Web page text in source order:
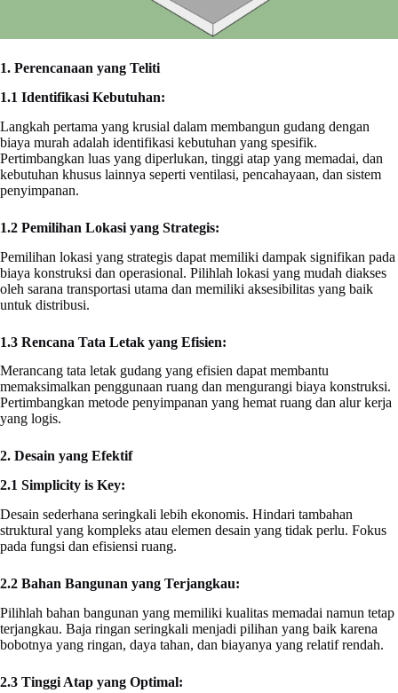
1. Perencanaan yang Teliti
1.1 Identifikasi Kebutuhan:
Langkah pertama yang krusial dalam membangun gudang dengan
biaya murah adalah identifikasi kebutuhan yang spesifik.
Pertimbangkan luas yang diperlukan, tinggi atap yang memadai, dan
kebutuhan khusus lainnya seperti ventilasi, pencahayaan, dan sistem
penyimpanan.
1.2 Pemilihan Lokasi yang Strategis:
Pemilihan lokasi yang strategis dapat memiliki dampak signifikan pada
biaya konstruksi dan operasional. Pilihlah lokasi yang mudah diakses
oleh sarana transportasi utama dan memiliki aksesibilitas yang baik
untuk distribusi.
1.3 Rencana Tata Letak yang Efisien:
Merancang tata letak gudang yang efisien dapat membantu
memaksimalkan penggunaan ruang dan mengurangi biaya konstruksi.
Pertimbangkan metode penyimpanan yang hemat ruang dan alur kerja
yang logis.
2. Desain yang Efektif
2.1 Simplicity is Key:
Desain sederhana seringkali lebih ekonomis. Hindari tambahan
struktural yang kompleks atau elemen desain yang tidak perlu. Fokus
pada fungsi dan efisiensi ruang.
2.2 Bahan Bangunan yang Terjangkau:
Pilihlah bahan bangunan yang memiliki kualitas memadai namun tetap
terjangkau. Baja ringan seringkali menjadi pilihan yang baik karena
bobotnya yang ringan, daya tahan, dan biayanya yang relatif rendah.
2.3 Tinggi Atap yang Optimal: